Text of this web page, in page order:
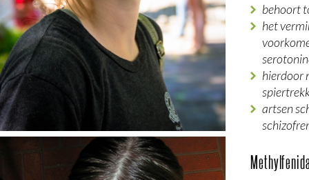
behoort
het
hierdoor
artsen